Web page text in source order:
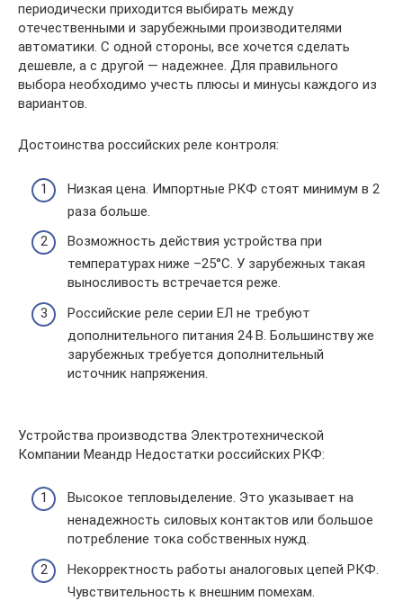
периодически приходится выбирать между
отечественными и зарубежными производителями
автоматики. С одной стороны, все хочется сделать
дешевле, а с другой — надежнее. Для правильного
выбора необходимо учесть плюсы и минусы каждого из
вариантов.
Достоинства российских реле контроля:
Низкая цена. Импортные РКФ стоят минимум в 2
раза больше.
Возможность действия устройства при
температурах ниже –25°C. У зарубежных такая
выносливость встречается реже.
Российские реле серии ЕЛ не требуют
дополнительного питания 24 В. Большинству же
зарубежных требуется дополнительный
источник напряжения.
Устройства производства Электротехнической
Компании Меандр Недостатки российских РКФ:
Высокое тепловыделение. Это указывает на
ненадежность силовых контактов или большое
потребление тока собственных нужд.
Некорректность работы аналоговых цепей РКФ.
Чувствительность к внешним помехам.